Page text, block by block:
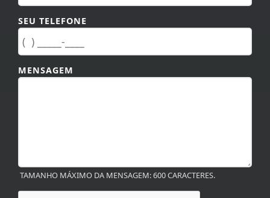
SEU TELEFONE
MENSAGEM
TAMANHO MÁXIMO DA MENSAGEM: 600 CARACTERES.